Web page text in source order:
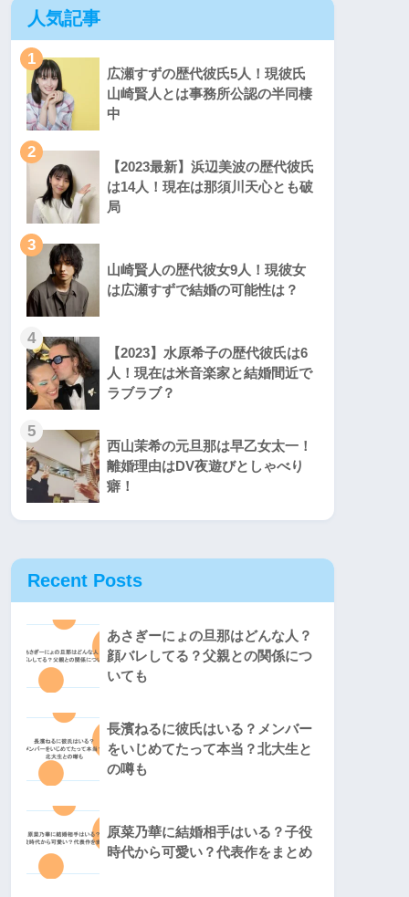
人気記事
1
広瀬すずの歴代彼氏5人！現彼氏
山崎賢人とは事務所公認の半同棲
中
2
【2023最新】浜辺美波の歴代彼氏
は14人！現在は那須川天心とも破
局
3
山崎賢人の歴代彼女9人！現彼女
は広瀬すずで結婚の可能性は？
4
【2023】水原希子の歴代彼氏は6
人！現在は米音楽家と結婚間近で
ラブラブ？
5
西山茉希の元旦那は早乙女太一！
離婚理由はDV夜遊びとしゃべり
癖！
Recent Posts
あさぎーにょの旦那はどんな人？
顔バレしてる？父親との関係につ
いても
長濱ねるに彼氏はいる？メンバー
をいじめてたって本当？北大生と
の噂も
原菜乃華に結婚相手はいる？子役
時代から可愛い？代表作をまとめ